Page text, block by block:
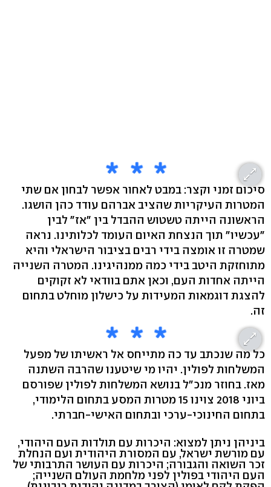
סיכום זמני וקצר: במבט לאחור אפשר לבחון אם שתי
המטרות העיקריות שהציב אברהם עודד כהן הושגו.
הראשונה הייתה טשטוש ההבדל בין "אז" לבין
"עכשיו" תוך הנצחת האיום העומד לכלותינו. נראה
שמטרה זו אומצה בידי רבים בציבור הישראלי והיא
מתוחזקת היטב בידי כמה ממנהיגינו. המטרה השנייה
הייתה אחדות העם, וכאן אתם בוודאי לא זקוקים
להצגת דוגמאות המעידות על כישלון מוחלט בתחום
זה.
כל מה שנכתב עד כה מתייחס אל ראשיתו של מפעל
המשלחות לפולין. יהיו מי שיטענו שהרבה השתנה
מאז. בחוזר מנכ"ל בנושא המשלחות לפולין שפורסם
ביוני 2018 צוינו 15 מטרות המסע בתחום הלימודי,
בתחום החינוכי-ערכי ובתחום האישי-חברתי.
ביניהן ניתן למצוא: היכרות עם תולדות העם היהודי,
עם מורשת ישראל, עם המסורת היהודית ועם הנחלת
זכר השואה והגבורה; היכרות עם העושר התרבותי של
העם היהודי בפולין לפני מלחמת העולם השנייה;